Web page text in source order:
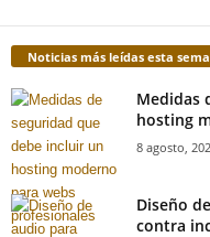
Noticias más leídas esta
Medidas
hosting
8 agosto,
Diseño
contra